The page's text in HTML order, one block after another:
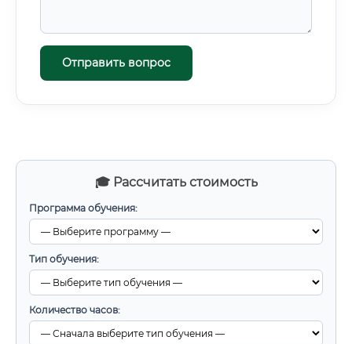
🎓 Рассчитать стоимость
Программа обучения:
Тип обучения:
Количество часов:
Отправить вопрос